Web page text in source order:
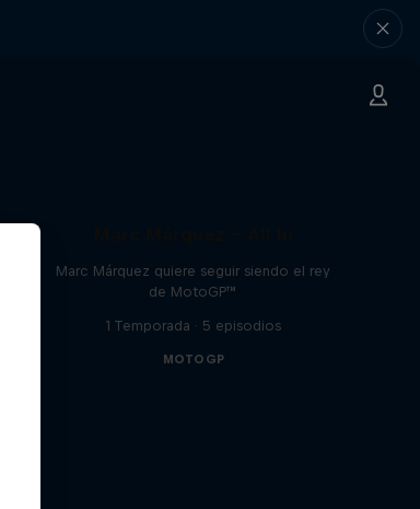
Marc Márquez quiere seguir siendo el rey
de MotoGP™
1 Temporada · 5 episodios
MOTOGP